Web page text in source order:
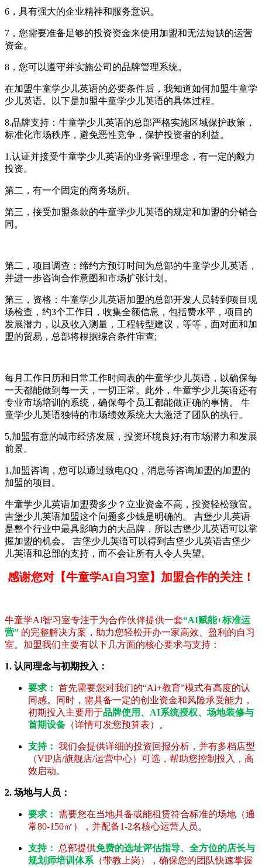
6，具有强大的企业精神和服务意识。
7，您需要准备足够的投资资金来使用加盟和无法短缺的运营
资金。
8，您可以遵守并实施公司的品牌管理系统。
在加盟牛童学少儿英语的必要条件后，我知道如何加盟牛童学
少儿英语。以下是加盟牛童学少儿英语的具体过程。
8.品牌支持：牛童学少儿英语的总部严格实施区域保护政策，
标准化市场秩序，避免恶性竞争，保护投资者的利益。
1.认证并接受牛童学少儿英语的业务管理理念，有一定的毅力
投资。
第二，有一个固定的商务场所。
第三，接受加盟条款的牛童学少儿英语的规定和加盟的分销合
同。
第二，项目调查：缔约方预订时间为总部的牛童学少儿英语，
并进一步咨询合作意图和市场扩张计划。
第三，资格：牛童学少儿英语加盟的总部开发人员转到项目现
场检查，约3个工作日，收集全额信息，包括费水平，项目的
发展潜力，以及收入测量，工程转型建议，等等，面对面和加
盟的贸易，总部将根据综合条件审查;
每月工作日历和日常工作时间表的牛童学少儿英语，以确保每
一天都能做到每一天，一切正常。此外，牛童学少儿英语还有
专业市场培训的系统，确保每个员工都能做正确的事情。 牛
童学少儿英语独特的市场绩效系统大大激活了团队的执行。
5,加盟有意的城市经济发展，投资环境良好;有市场潜力和发展
前景。
1,加盟咨询，您可以通过致电QQ，消息等咨询加盟的加盟的
加盟的项目。
牛童学少儿英语加盟费多少？立业资金不高，投资轻松致富。
吉堡少儿英语加盟这个问题多少钱是明确的。 吉堡少儿英语
是整个行业中最具影响力的大品牌，所以吉堡少儿英语可以掌
握加盟的机会。 吉堡少儿英语可以得到吉堡少儿英语吉堡少
儿英语和总部的支持，而不会让所有人令人失望。
感谢您对【牛童学AI自习室】加盟合作的关注！
牛童学AI智习室专注于为合作伙伴提供一套“AI赋能+标准运
营” 的完整解决方案，助力您轻松开办一家高效、盈利的自习
室。加盟我们主要有以下几方面的核心要求与支持：
1. 认同理念与初期投入：
要求： 首先需要您对我们的“AI+教育”模式有高度的认
同感。同时，需具备一定的创业资金和风险承受能力，
初期投入主要用于品牌使用、AI系统授权、场地装修与
首期设备 （详情可发您预算表）。
支持： 我们会提供详细的投资回报分析，并有多档店型
（VIP店/旗舰店/运营中心）可选，帮助您控制投入，高
效启动。
2. 场地与人员：
要求：
需要您在当地具备或能租赁符合标准的场地（通
常80-150㎡），并配备1-2名核心运营人员。
支持： 总部提供免费的选址评估指导、全方位的店长与
规划师培训体系 （带教上岗），确保您的团队快速掌握